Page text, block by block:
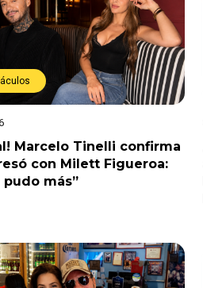
Marcelo Tinelli confirma
con Milett Figueroa:
pudo más”